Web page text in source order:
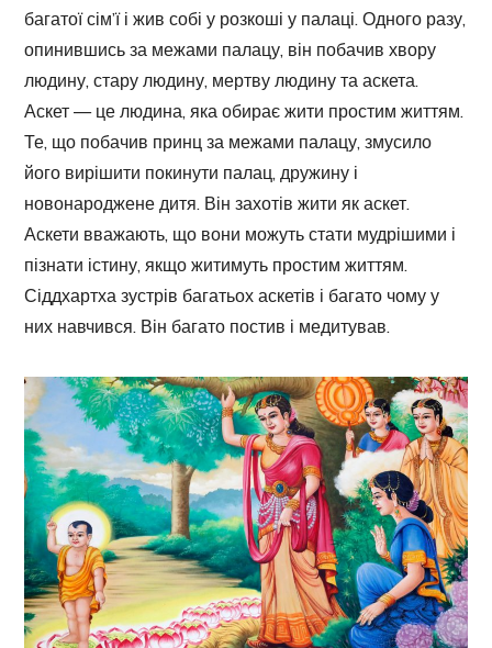
багатої сім’ї і жив собі у розкоші у палаці. Одного разу,
опинившись за межами палацу, він побачив хвору
людину, стару людину, мертву людину та аскета.
Аскет — це людина, яка обирає жити простим життям.
Те, що побачив принц за межами палацу, змусило
його вирішити покинути палац, дружину і
новонароджене дитя. Він захотів жити як аскет.
Аскети вважають, що вони можуть стати мудрішими і
пізнати істину, якщо житимуть простим життям.
Сіддхартха зустрів багатьох аскетів і багато чому у
них навчився. Він багато постив і медитував.